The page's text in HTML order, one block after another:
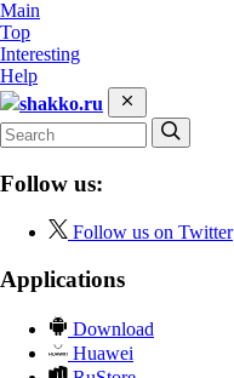
Main
Top
Interesting
Help
shakko.ru
Follow us:
Follow us on Twitter
Applications
Download
Huawei